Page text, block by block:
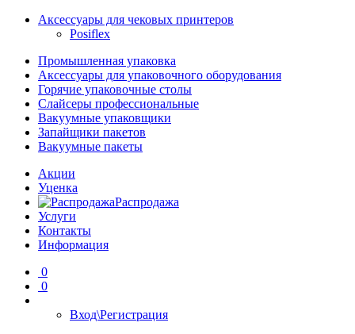
Аксессуары для чековых принтеров
Posiflex
Промышленная упаковка
Аксессуары для упаковочного оборудования
Горячие упаковочные столы
Слайсеры профессиональные
Вакуумные упаковщики
Запайщики пакетов
Вакуумные пакеты
Акции
Уценка
Распродажа
Услуги
Контакты
Информация
0
0
Вход\Регистрация